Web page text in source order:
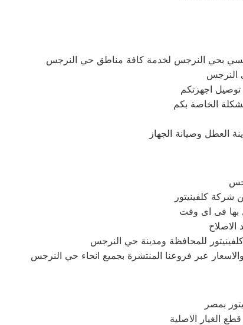
بحي النرجس لخدمة كافة مناطق حي النرجس
النرجس
الخاصة بكم
كلفينيتور
بها فى اى وقت
للمحافظة ومدينة حي النرجس
عبر فروعنا المنتشرة بجميع انحاء حي النرجس
بمصر
الغيار الاصلية